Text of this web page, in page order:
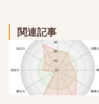
関連記事